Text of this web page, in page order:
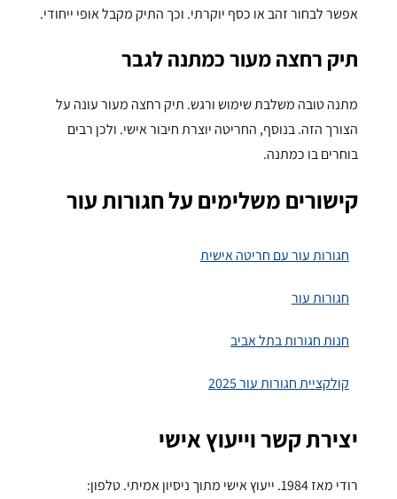
אפשר לבחור זהב או כסף יוקרתי. וכך התיק מקבל אופי ייחודי.
תיק רחצה מעור כמתנה לגבר
מתנה טובה משלבת שימוש ורגש. תיק רחצה מעור עונה על
הצורך הזה. בנוסף, החריטה יוצרת חיבור אישי. ולכן רבים
בוחרים בו כמתנה.
קישורים משלימים על חגורות עור
חגורות עור עם חריטה אישית
חגורות עור
חנות חגורות בתל אביב
קולקציית חגורות עור 2025
יצירת קשר וייעוץ אישי
רודי מאז 1984. ייעוץ אישי מתוך ניסיון אמיתי. טלפון: